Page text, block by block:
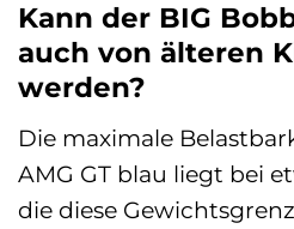
Kann der BIG
auch von älteren
werden?
Die maximale
AMG GT blau liegt bei
die diese